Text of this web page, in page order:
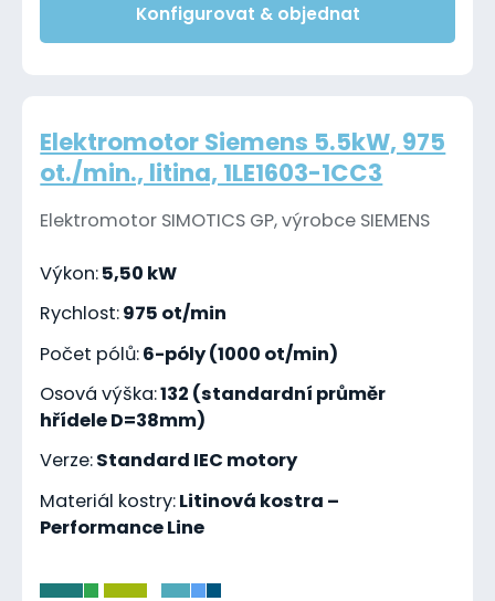
Konfigurovat & objednat
Elektromotor Siemens 5.5kW, 975
ot./min., litina, 1LE1603-1CC3
Elektromotor SIMOTICS GP, výrobce SIEMENS
Výkon:5,50 kW
Rychlost:975 ot/min
Počet pólů:6-póly (1000 ot/min)
Osová výška:132 (standardní průměr
hřídele D=38mm)
Verze:Standard IEC motory
Materiál kostry:Litinová kostra –
Performance Line